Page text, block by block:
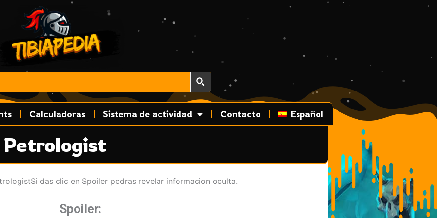
Calculadoras Sistema de actividad Contacto Español
Petrologist
das clic en Spoiler podras revelar informacion oculta.
Spoiler: